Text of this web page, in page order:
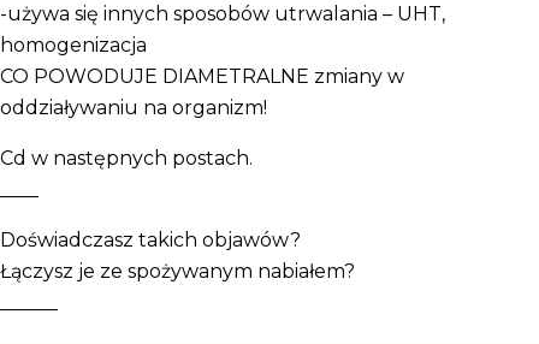
-używa się innych sposobów utrwalania – UHT,
homogenizacja
CO POWODUJE DIAMETRALNE zmiany w
oddziaływaniu na organizm!
Cd w następnych postach.
Doświadczasz takich objawów?
Łączysz je ze spożywanym nabiałem?